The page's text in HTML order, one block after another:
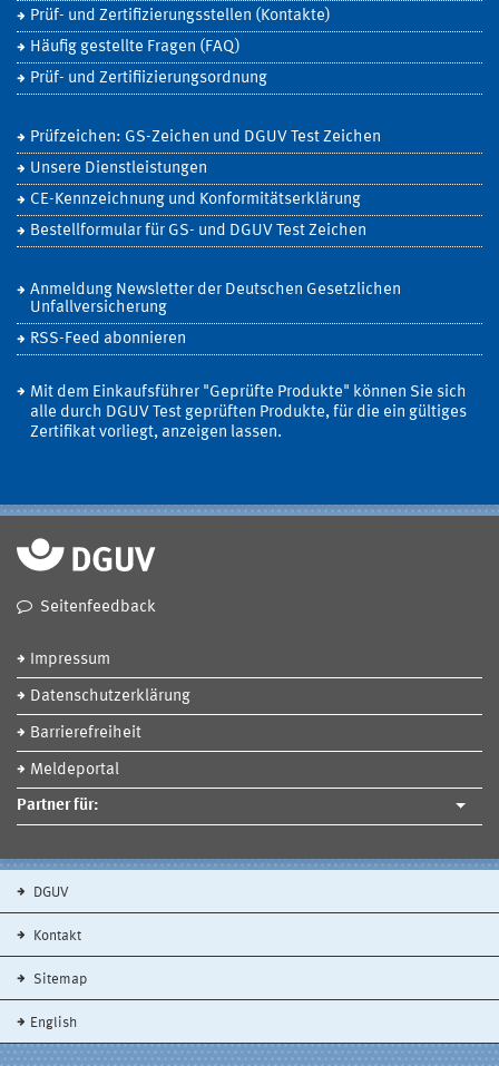
Prüf- und Zertifizierungsstellen (Kontakte)
Häufig gestellte Fragen (FAQ)
Prüf- und Zertifiizierungsordnung
Prüfzeichen: GS-Zeichen und DGUV Test Zeichen
Unsere Dienstleistungen
CE-Kennzeichnung und Konformitätserklärung
Bestellformular für GS- und DGUV Test Zeichen
Anmeldung Newsletter der Deutschen Gesetzlichen
Unfallversicherung
RSS-Feed abonnieren
Mit dem Einkaufsführer "Geprüfte Produkte" können Sie sich
alle durch DGUV Test geprüften Produkte, für die ein gültiges
Zertifikat vorliegt, anzeigen lassen.
Seitenfeedback
Impressum
Datenschutzerklärung
Barrierefreiheit
Meldeportal
Partner für:
DGUV
Kontakt
Sitemap
English